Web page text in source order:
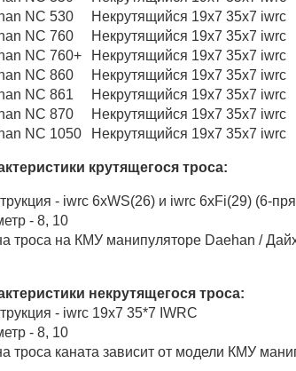
NC 530
Некрутящийся 19х7 35х7 iwrc
NC 760
Некрутящийся 19х7 35х7 iwrc
NC 760+
Некрутящийся 19х7 35х7 iwrc
NC 860
Некрутящийся 19х7 35х7 iwrc
NC 861
Некрутящийся 19х7 35х7 iwrc
NC 870
Некрутящийся 19х7 35х7 iwrc
NC 1050
Некрутящийся 19х7 35х7 iwrc
крутящегося троса:
- iwrc 6xWS(26) и iwrc 6xFi(29) (6-
- 8, 10
троса на КМУ манипуляторе Daehan /
некрутящегося троса:
- iwrc 19x7 35*7 IWRC
- 8, 10
троса каната зависит от модели КМУ